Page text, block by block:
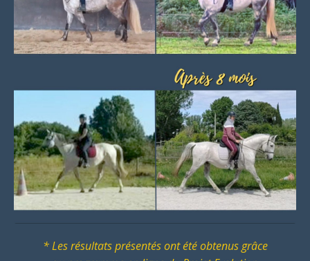
* Les résultats présentés ont été obtenus grâce